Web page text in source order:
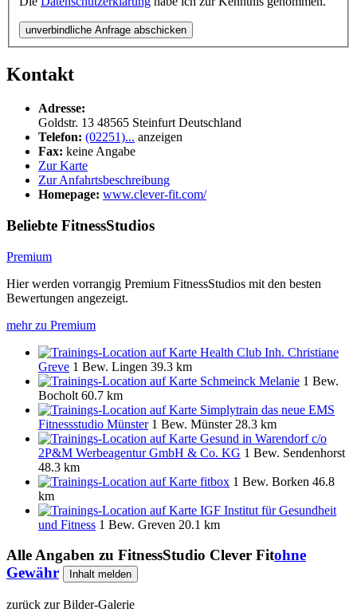
unverbindliche Anfrage abschicken
Kontakt
Adresse:
Goldstr. 13 48565 Steinfurt Deutschland
Telefon: (02251)... anzeigen
Fax: keine Angabe
Zur Karte
Zur Anfahrtsbeschreibung
Homepage: www.clever-fit.com/
Beliebte FitnessStudios
Premium
Hier werden vorrangig Premium FitnessStudios mit den besten
Bewertungen angezeigt.
mehr zu Premium
Health Club Inh. Christiane
Greve 1 Bew. Lingen 39.3 km
Schmeinck Melanie 1 Bew.
Bocholt 60.7 km
Simplytrain das neue EMS
Fitnessstudio Münster 1 Bew. Münster 28.3 km
Gesund in Warendorf c/o
2P&M Werbeagentur GmbH & Co. KG 1 Bew. Sendenhorst
48.3 km
fitbox 1 Bew. Borken 46.8
km
IGF Institut für Gesundheit
und Fitness 1 Bew. Greven 20.1 km
Alle Angaben zu FitnessStudio Clever Fitohne
Gewähr
Inhalt melden
zurück zur Bilder-Galerie